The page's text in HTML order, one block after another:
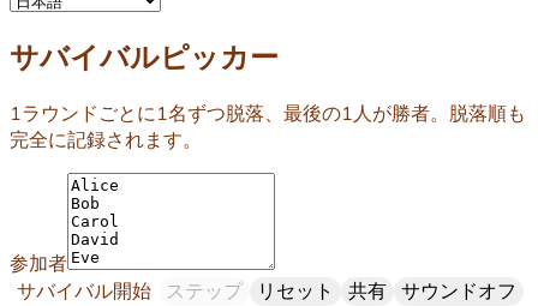
サバイバルピッカー
1ラウンドごとに1名ずつ脱落、最後の1人が勝者。脱落順も
完全に記録されます。
参加者
サバイバル開始
ステップ リセット 共有 サウンドオフ